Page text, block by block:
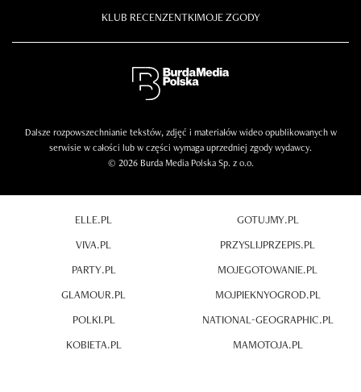
KLUB RECENZENTKIMOJE ZGODY
Dalsze rozpowszechnianie tekstów, zdjęć i materiałów wideo opublikowanych w
serwisie w całości lub w części wymaga uprzedniej zgody wydawcy.
© 2026 Burda Media Polska Sp. z o.o.
ELLE.PL
VIVA.PL
PARTY.PL
GLAMOUR.PL
POLKI.PL
KOBIETA.PL
GOTUJMY.PL
PRZYSLIJPRZEPIS.PL
MOJEGOTOWANIE.PL
MOJPIEKNYOGROD.PL
NATIONAL-GEOGRAPHIC.PL
MAMOTOJA.PL